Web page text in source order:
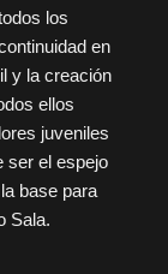
los
en
y la creación
ellos
juveniles
ser el espejo
base para
Sala.